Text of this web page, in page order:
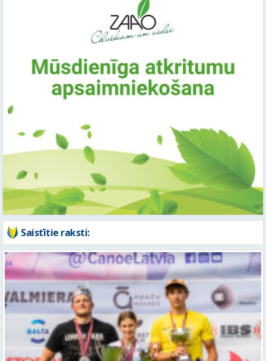
Saistītie raksti: